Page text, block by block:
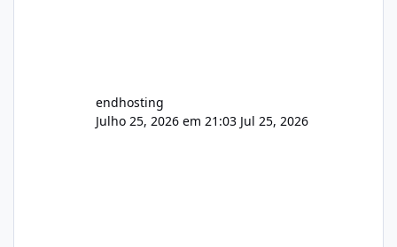
endhosting
Julho 25, 2026 em 21:03 Jul 25, 2026